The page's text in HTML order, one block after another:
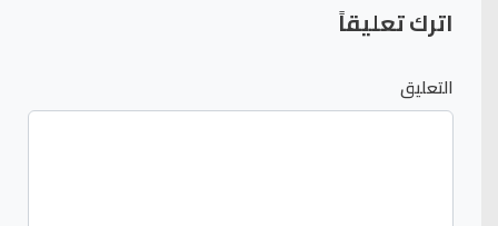
اترك تعليقاً
التعليق